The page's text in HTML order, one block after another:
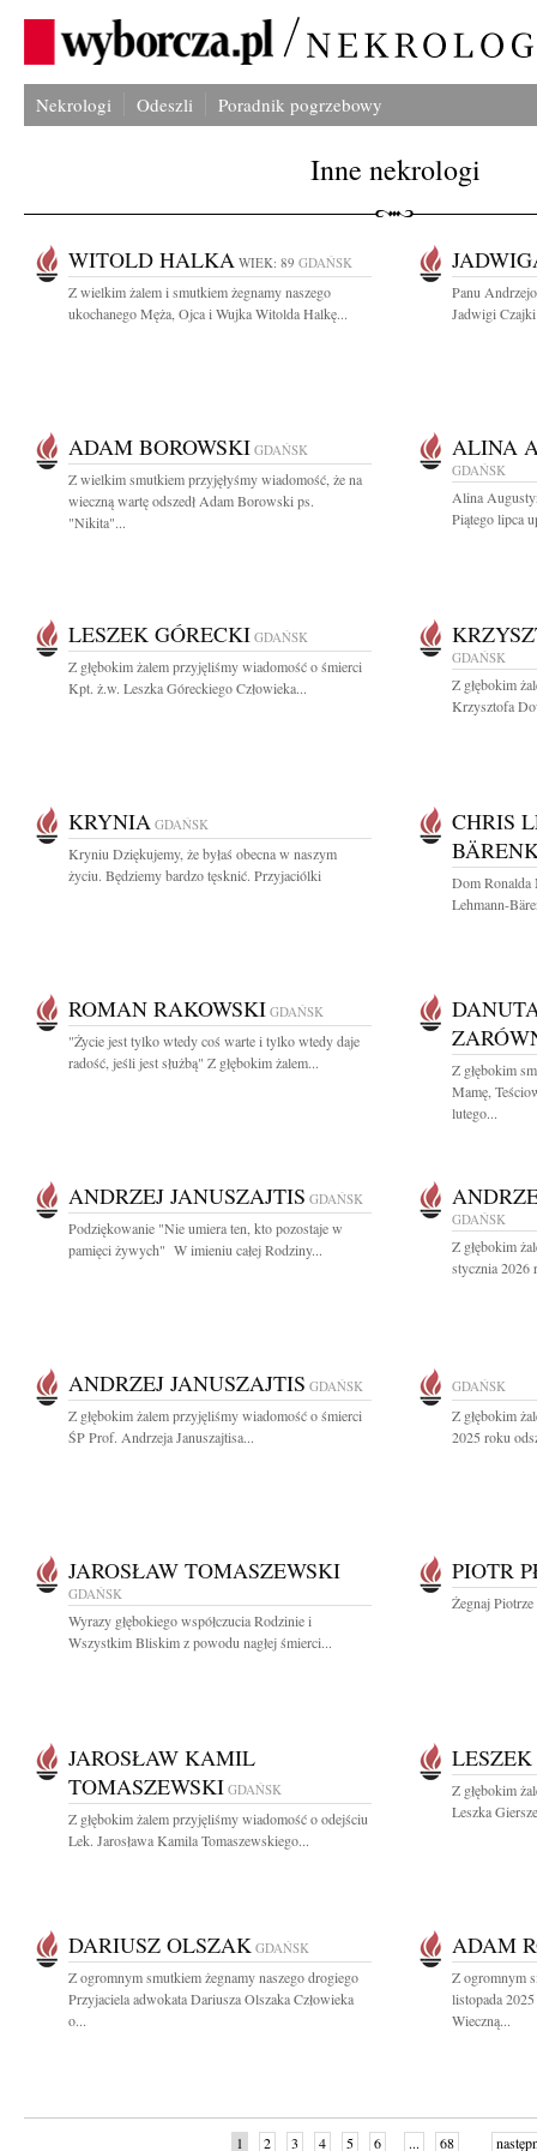
Nekrologi Odeszli Poradnik pogrzebowy
Inne nekrologi
WITOLD HALKA WIEK: 89 GDAŃSK
Z wielkim żalem i smutkiem żegnamy naszego
ukochanego Męża, Ojca i Wujka Witolda Halkę...
Panu
Jadwigi
ADAM BOROWSKI GDAŃSK
Z wielkim smutkiem przyjęłyśmy wiadomość, że na
wieczną wartę odszedł Adam Borowski ps.
"Nikita"...
ALINA
GDAŃSK
Alina
Piątego lipca
LESZEK GÓRECKI GDAŃSK
Z głębokim żalem przyjęliśmy wiadomość o śmierci
Kpt. ż.w. Leszka Góreckiego Człowieka...
GDAŃSK
Z głębokim
Krzysztofa
KRYNIA GDAŃSK
Kryniu Dziękujemy, że byłaś obecna w naszym
życiu. Będziemy bardzo tęsknić. Przyjaciólki
CHRIS
Dom Ronalda
Lehmann-
ROMAN RAKOWSKI GDAŃSK
"Życie jest tylko wtedy coś warte i tylko wtedy daje
radość, jeśli jest służbą" Z głębokim żalem...
Z głębokim
Mamę,
lutego...
ANDRZEJ JANUSZAJTIS GDAŃSK
Podziękowanie "Nie umiera ten, kto pozostaje w
pamięci żywych" W imieniu całej Rodziny...
GDAŃSK
Z głębokim
stycznia 2026
ANDRZEJ JANUSZAJTIS GDAŃSK
Z głębokim żalem przyjęliśmy wiadomość o śmierci
ŚP Prof. Andrzeja Januszajtisa...
GDAŃSK
Z głębokim
2025 roku
JAROSŁAW TOMASZEWSKI
GDAŃSK
Wyrazy głębokiego współczucia Rodzinie i
Wszystkim Bliskim z powodu nagłej śmierci...
PIOTR
Żegnaj
JAROSŁAW KAMIL
TOMASZEWSKI GDAŃSK
Z głębokim żalem przyjęliśmy wiadomość o odejściu
Lek. Jarosława Kamila Tomaszewskiego...
Z głębokim
Leszka
DARIUSZ OLSZAK GDAŃSK
Z ogromnym smutkiem żegnamy naszego drogiego
Przyjaciela adwokata Dariusza Olszaka Człowieka
o...
ADAM
Z ogromnym
listopada
Wieczną...
1 2 3 4 5 6 ... 68